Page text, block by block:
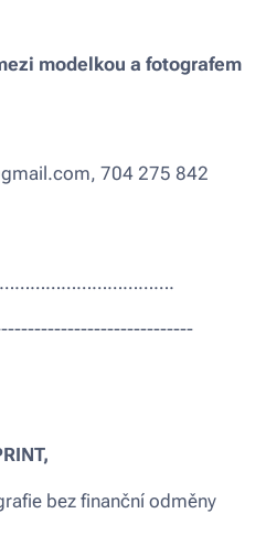
modelkou a fotografem
704 275 842
bez finanční odměny